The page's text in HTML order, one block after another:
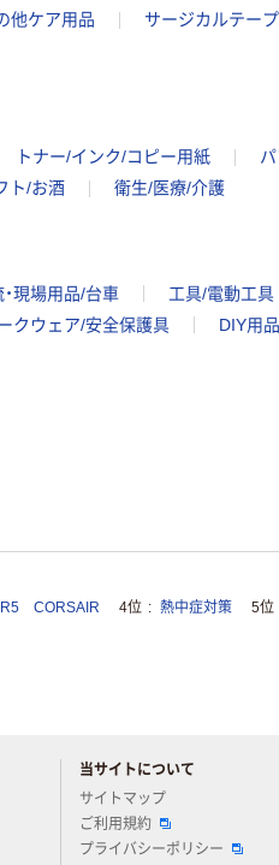
他ケア用品 サージカルテー
トナー/インク/コピー用紙
ト/お酒 衛生/医療/介護
現場用品/台車 工具/電動工具
クウェア/安全保護具 DIY用
CORSAIR 4位 熱中症対策 5位
当サイトについて
サイトマップ
ご利用規約
プライバシーポリシー